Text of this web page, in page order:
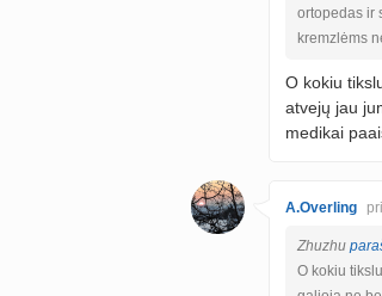
ortopedas ir
kremzlėms
O kokiu
atvejų jau
medikai
A.Overling
Zhuzhu
O kokiu